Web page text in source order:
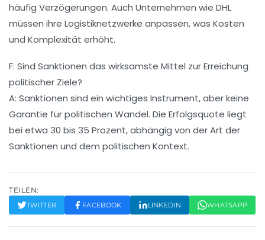
häufig Verzögerungen. Auch Unternehmen wie DHL
müssen ihre Logistiknetzwerke anpassen, was Kosten
und Komplexität erhöht.
F: Sind Sanktionen das wirksamste Mittel zur Erreichung
politischer Ziele?
A: Sanktionen sind ein wichtiges Instrument, aber keine
Garantie für politischen Wandel. Die Erfolgsquote liegt
bei etwa 30 bis 35 Prozent, abhängig von der Art der
Sanktionen und dem politischen Kontext.
TEILEN:
TWITTER FACEBOOK LINKEDIN WHATSAPP